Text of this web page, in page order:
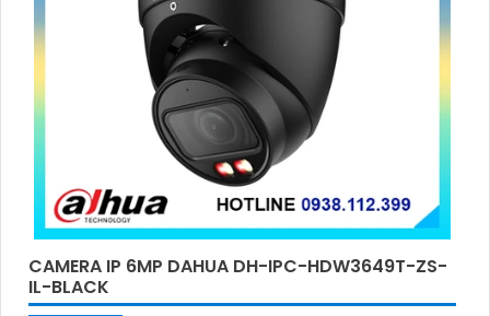
CAMERA IP 6MP DAHUA DH-IPC-HDW3649T-ZS-
IL-BLACK